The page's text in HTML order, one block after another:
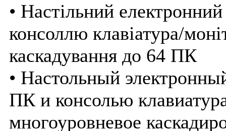
• Настільний
консоллю клавіатура/
каскадування до 64 ПК
• Настольный
ПК и консолью
многоуровневое